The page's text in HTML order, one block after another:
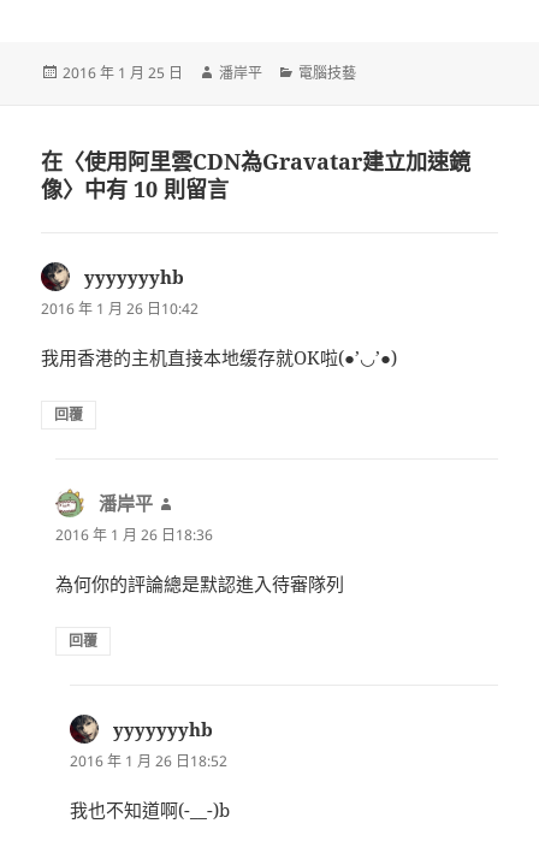
發
2016 年 1 月 25 日
作
潘岸平
分
電腦技藝
在〈使用阿里雲CDN為Gravatar建立加速鏡
像〉中有 10 則留言
yyyyyyyhb
示:
2016 年 1 月 26 日10:42
我用香港的主机直接本地缓存就OK啦(●’◡’●)
回覆
潘岸平
示:
2016 年 1 月 26 日18:36
為何你的評論總是默認進入待審隊列
回覆
yyyyyyyhb
示:
2016 年 1 月 26 日18:52
我也不知道啊(-__-)b